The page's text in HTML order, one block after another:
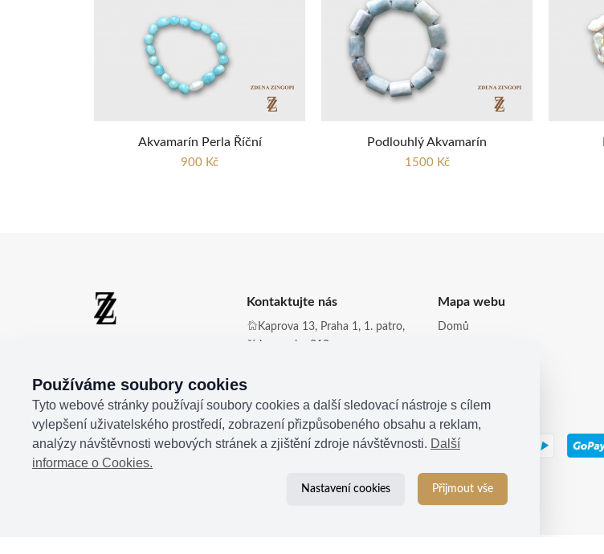
Akvamarín Perla Říční
900 Kč
Podlouhlý Akvamarín
1500 Kč
Kontaktujte nás
Kaprova 13, Praha 1, 1. patro,
Mapa webu
Domů
Používáme soubory cookies
Tyto webové stránky používají soubory cookies a další sledovací nástroje s cílem
vylepšení uživatelského prostředí, zobrazení přizpůsobeného obsahu a reklam,
analýzy návštěvnosti webových stránek a zjištění zdroje návštěvnosti. Další
informace o Cookies.
Nastavení cookies Přijmout vše